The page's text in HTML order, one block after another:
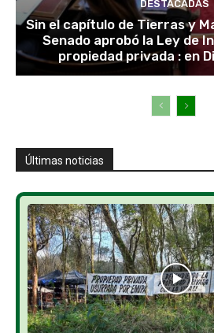
DESTACADAS
Sin el capítulo de Tierras y
Senado aprobó la Ley de
propiedad privada : en
Últimas noticias